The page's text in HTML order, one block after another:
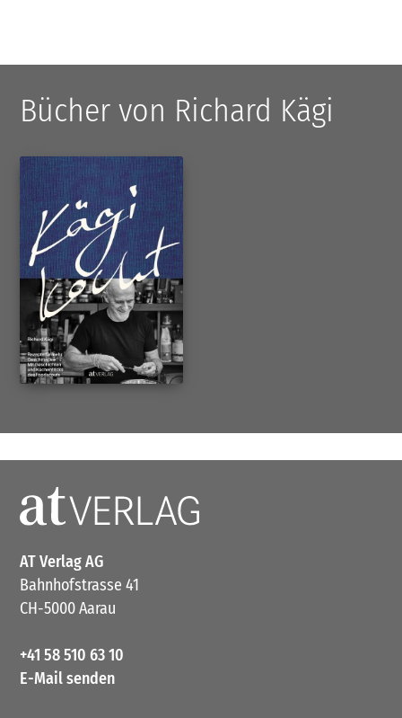
Bücher von Richard Kägi
AT Verlag AG
Bahnhofstrasse 41
CH-5000 Aarau
+41 58 510 63 10
E-Mail senden